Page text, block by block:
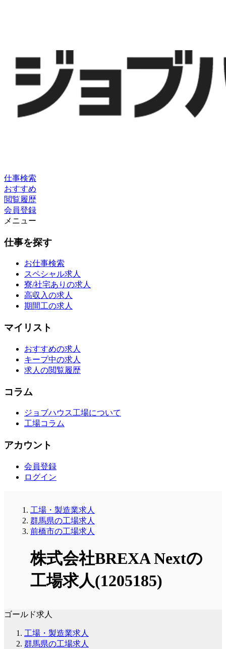
仕事検索
おすすめ
閲覧履歴
会員登録
メニュー
仕事を探す
お仕事検索
スペシャル求人
寮/社宅ありの求人
高収入の求人
期間工の求人
マイリスト
おすすめの求人
キープ中の求人
求人の閲覧履歴
コラム
ジョブハウス工場について
工場コラム
アカウント
会員登録
ログイン
工場・製造業求人
群馬県の工場求人
前橋市の工場求人
株式会社BREXA Nextの
工場求人(1205185)
ゴールド求人
工場・製造業求人
群馬県の工場求人